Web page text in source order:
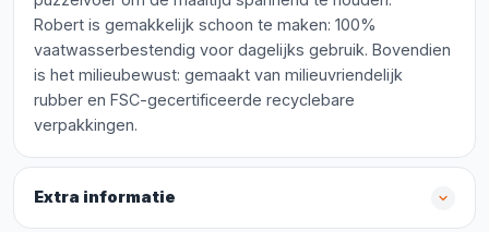
Robert is gemakkelijk schoon te maken: 100%
vaatwasserbestendig voor dagelijks gebruik. Bovendien
is het milieubewust: gemaakt van milieuvriendelijk
rubber en FSC-gecertificeerde recyclebare
verpakkingen.
Extra informatie